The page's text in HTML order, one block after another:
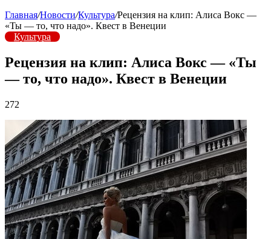
Главная/Новости/Культура/Рецензия на клип: Алиса Вокс —
«Ты — то, что надо». Квест в Венеции
Культура
Рецензия на клип: Алиса Вокс — «Ты
— то, что надо». Квест в Венеции
272